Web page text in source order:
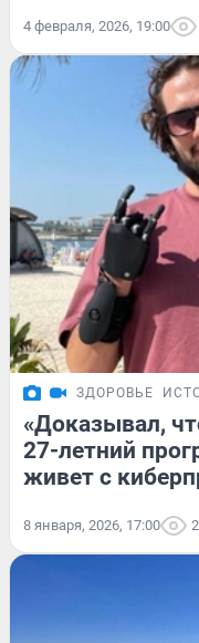
4 февраля, 2026, 19:00
ЗДОРОВЬЕ
«Доказывал,
27-летний
живет с
8 января, 2026, 17:00